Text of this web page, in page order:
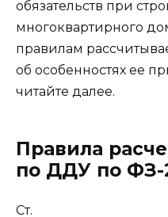
обязательств при
многоквартирного
правилам
об особенностях ее
читайте далее.
Правила
по ДДУ по ФЗ-
Ст.